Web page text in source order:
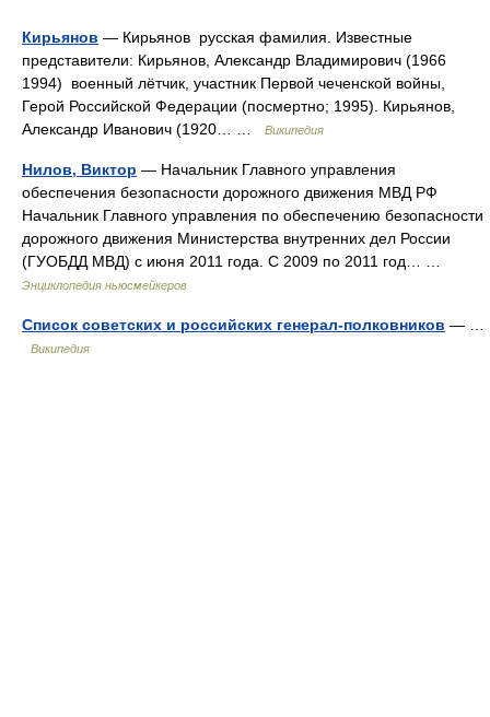
Кирьянов — Кирьянов русская фамилия. Известные
представители: Кирьянов, Александр Владимирович (1966
1994) военный лётчик, участник Первой чеченской войны,
Герой Российской Федерации (посмертно; 1995). Кирьянов,
Александр Иванович (1920… …
Википедия
Нилов, Виктор — Начальник Главного управления
обеспечения безопасности дорожного движения МВД РФ
Начальник Главного управления по обеспечению безопасности
дорожного движения Министерства внутренних дел России
(ГУОБДД МВД) с июня 2011 года. С 2009 по 2011 год… …
Энциклопедия ньюсмейкеров
Список советских и российских генерал-полковников — …
Википедия